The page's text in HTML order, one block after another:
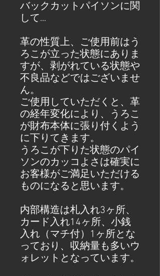
バックカットパイソンに関
して...
革の性質上、ご使用前はう
ろこが立った状態にありま
すが、剥がれている状態や
不良品などではございませ
ん。
ご使用していただくと、革
の経年変化により、うろこ
が財布本体に張り付くよう
に下りてきます。
うろこが下りた状態のパイ
ソンのカッコよさは確実に
お客様がご満足いただける
ものになると思います。
内部構造は札入れ3ヶ所、
カード入れ14ヶ所、小銭
入れ（マチ付）1ヶ所とな
っており、収納量も多いウ
ォレットとなっています。